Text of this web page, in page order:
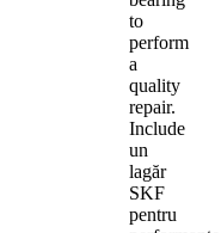
to
perform
a
quality
repair.
Include
un
lagăr
SKF
pentru